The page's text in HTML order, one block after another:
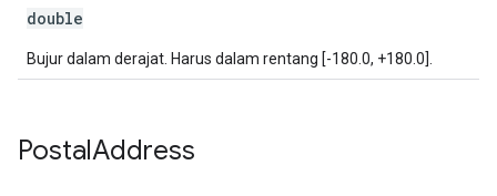
double
Bujur dalam derajat. Harus dalam rentang [-180.0, +180.0].
PostalAddress